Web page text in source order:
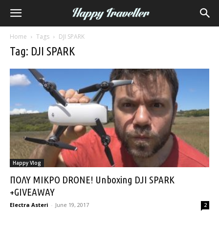
Home Tags DJI SPARK
Tag: DJI SPARK
Happy Vlog
ΠΟΛΥ ΜΙΚΡΟ DRONE! Unboxing DJI SPARK
+GIVEAWAY
Electra Asteri - June 19, 2017 2